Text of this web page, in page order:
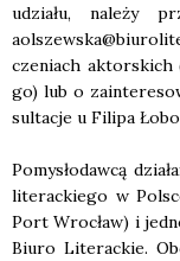
udzia­łu, nale­ży
cze­niach aktor­skich
go) lub o
sul­ta­cje u Fili­pa
Pomy­sło­daw­cą
lite­rac­kie­go w
Port Wro­cław) i
Biu­ro Lite­rac­kie.